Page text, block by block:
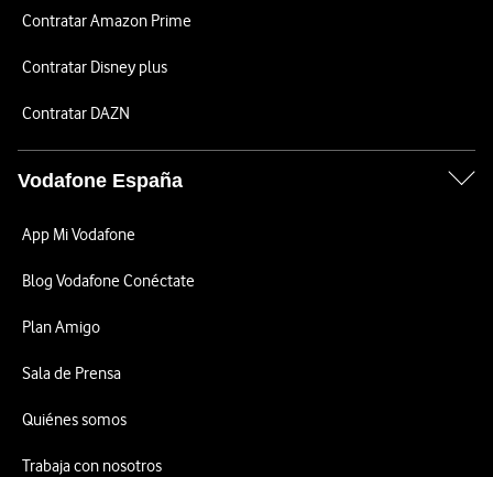
Contratar Amazon Prime
Contratar Disney plus
Contratar DAZN
Vodafone España
App Mi Vodafone
Blog Vodafone Conéctate
Plan Amigo
Sala de Prensa
Quiénes somos
Trabaja con nosotros